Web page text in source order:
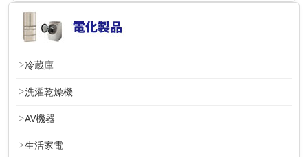
冷蔵庫
洗濯乾燥機
AV機器
生活家電